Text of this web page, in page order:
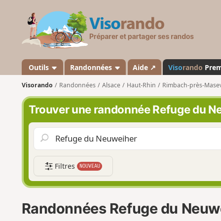
s
a
n
d
o
Outils Randonnées Aide ↗ Visorando
Visorando Randonnées Alsace Haut-Rhin Rimbach-près-
Trouver une randonnée Refuge du
Filtres NOUVEAU
Randonnées Refuge du